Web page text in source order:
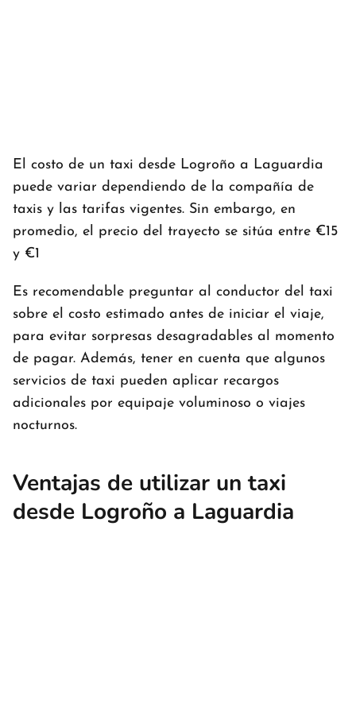
El costo de un taxi desde Logroño a Laguardia
puede variar dependiendo de la compañía de
taxis y las tarifas vigentes. Sin embargo, en
promedio, el precio del trayecto se sitúa entre €15
y €1
Es recomendable preguntar al conductor del taxi
sobre el costo estimado antes de iniciar el viaje,
para evitar sorpresas desagradables al momento
de pagar. Además, tener en cuenta que algunos
servicios de taxi pueden aplicar recargos
adicionales por equipaje voluminoso o viajes
nocturnos.
Ventajas de utilizar un taxi
desde Logroño a Laguardia